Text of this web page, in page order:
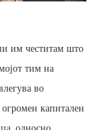
им честитам што
тим на
во
капитален